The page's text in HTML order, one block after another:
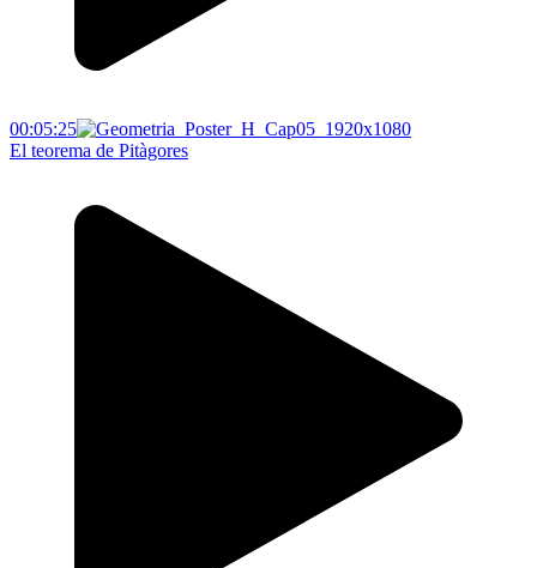
00:05:25
El teorema de Pitàgores